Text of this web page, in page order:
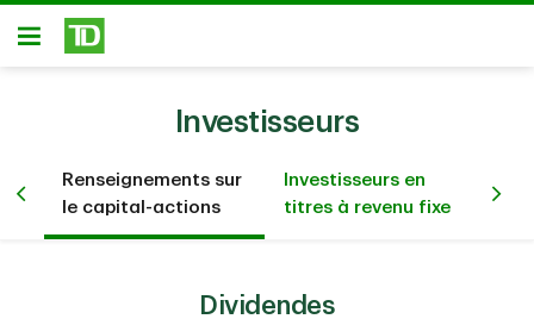
Passer au contenu principal
Ouvert
Investisseurs
Renseignements sur
le capital-actions
Investisseurs en
titres à revenu fixe
Dividendes